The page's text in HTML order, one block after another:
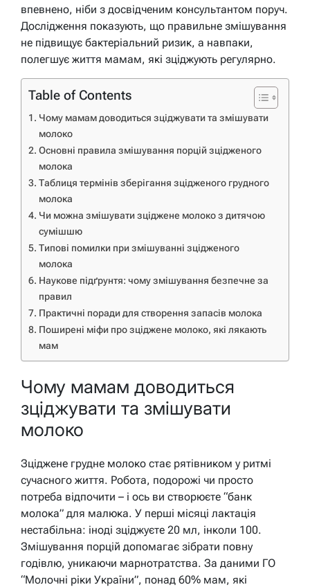
впевнено, ніби з досвідченим консультантом поруч.
Дослідження показують, що правильне змішування
не підвищує бактеріальний ризик, а навпаки,
полегшує життя мамам, які зціджують регулярно.
Table of Contents
Чому мамам доводиться зціджувати та змішувати
молоко
Основні правила змішування порцій зцідженого
молока
Таблиця термінів зберігання зцідженого грудного
молока
Чи можна змішувати зціджене молоко з дитячою
сумішшю
Типові помилки при змішуванні зцідженого
молока
Наукове підґрунтя: чому змішування безпечне за
правил
Практичні поради для створення запасів молока
Поширені міфи про зціджене молоко, які лякають
мам
Чому мамам доводиться
зціджувати та змішувати
молоко
Зціджене грудне молоко стає рятівником у ритмі
сучасного життя. Робота, подорожі чи просто
потреба відпочити – і ось ви створюєте “банк
молока” для малюка. У перші місяці лактація
нестабільна: іноді зціджуєте 20 мл, інколи 100.
Змішування порцій допомагає зібрати повну
годівлю, уникаючи марнотратства. За даними ГО
“Молочні ріки України”, понад 60% мам, які